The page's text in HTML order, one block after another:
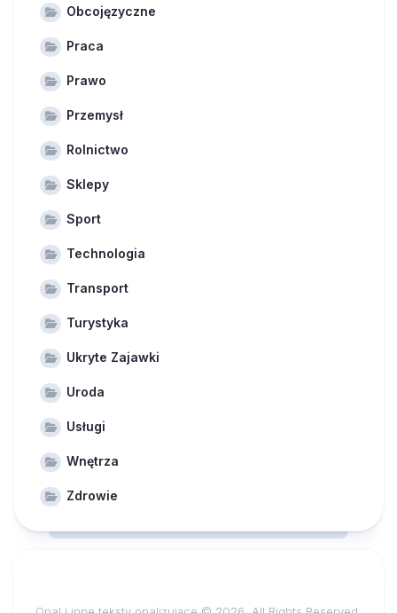
Obcojęzyczne
Praca
Prawo
Przemysł
Rolnictwo
Sklepy
Sport
Technologia
Transport
Turystyka
Ukryte Zajawki
Uroda
Usługi
Wnętrza
Zdrowie